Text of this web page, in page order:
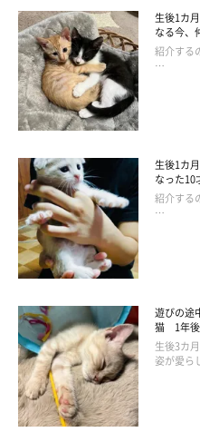
どの足も個性的でかわいいです
ゃん、てんちゃん、どのコの
『かじる』お話です。お楽しみ
生後1カ
なる今、
紹介する
…
生後1カ
なった
紹介する
…
遊びの途
猫 1年
生後3カ
姿が愛ら